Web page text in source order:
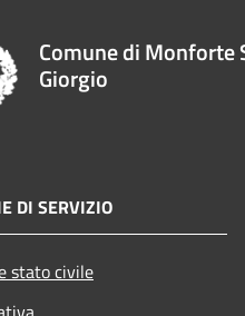
Comune di Monforte
Giorgio
DI SERVIZIO
stato civile